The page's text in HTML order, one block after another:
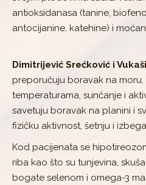
antioksidanasa (tanine,
antocijanine, katehine) i
Dimitrijević Srećković i
preporučuju boravak na moru,
temperaturama, sunčanje i
savetuju boravak na planini i
fizičku aktivnost, šetnju i
Kod pacijenata se
riba kao što su tunjevina,
bogate selenom i omega-3